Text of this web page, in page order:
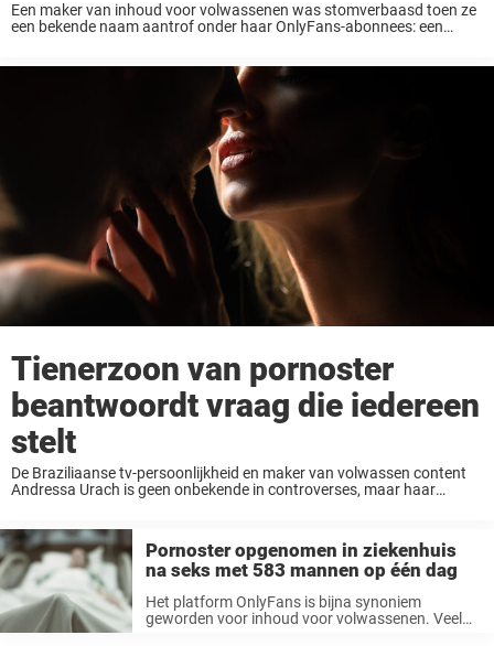
Een maker van inhoud voor volwassenen was stomverbaasd toen ze
een bekende naam aantrof onder haar OnlyFans-abonnees: een
Tienerzoon van pornoster
beantwoordt vraag die iedereen
stelt
De Braziliaanse tv-persoonlijkheid en maker van volwassen content
Andressa Urach is geen onbekende in controverses, maar haar
Pornoster opgenomen in ziekenhuis
na seks met 583 mannen op één dag
Het platform OnlyFans is bijna synoniem
geworden voor inhoud voor volwassenen. Veel